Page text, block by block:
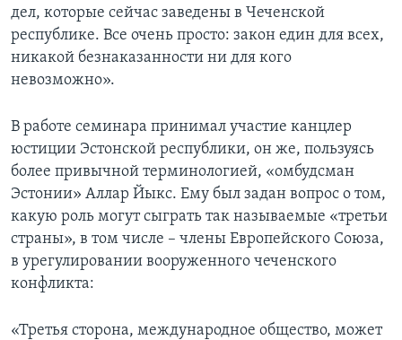
дел, которые сейчас заведены в Чеченской
республике. Все очень просто: закон един для всех,
никакой безнаказанности ни для кого
невозможно».
В работе семинара принимал участие канцлер
юстиции Эстонской республики, он же, пользуясь
более привычной терминологией, «омбудсман
Эстонии» Аллар Йыкс. Ему был задан вопрос о том,
какую роль могут сыграть так называемые «третьи
страны», в том числе – члены Европейского Союза,
в урегулировании вооруженного чеченского
конфликта:
«Третья сторона, международное общество, может